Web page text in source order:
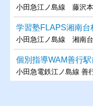
小田急江ノ島線 藤沢
学習塾FLAPS湘南台
小田急江ノ島線 湘南
個別指導WAM善行駅
小田急電鉄江ノ島線 善
「湘南台駅」西口から